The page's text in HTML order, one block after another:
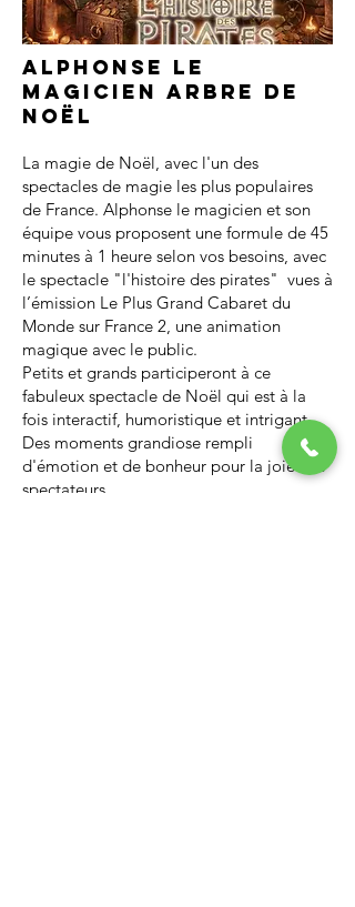
Alphonse le
magicien arbre de
noël
La magie de Noël, avec l'un des
spectacles de magie les plus populaires
de France. Alphonse le magicien et son
équipe vous proposent une formule de 45
minutes à 1 heure selon vos besoins, avec
le spectacle "l'histoire des pirates" vues à
l’émission Le Plus Grand Cabaret du
Monde sur France 2, une animation
magique avec le public.
Petits et grands participeront à ce
fabuleux spectacle de Noël qui est à la
fois interactif, humoristique et intrigant.
Des moments grandiose rempli
d'émotion et de bonheur pour la joie des
spectateurs.